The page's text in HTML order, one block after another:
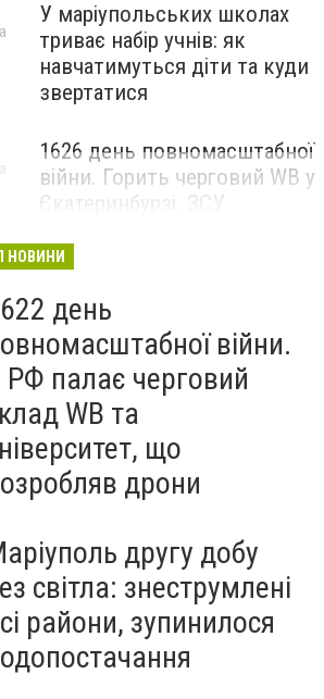
У маріупольських школах
триває набір учнів: як
навчатимуться діти та куди
звертатися
1626 день повномасштабної
війни. Горить черговий WB у
Єкатеринбурзі. ЗСУ
Маріуполі
НОВИНИ
день
війни.
РФ палає черговий
WB та
що
дрони
другу добу
світла: знеструмлені
райони, зупинилося